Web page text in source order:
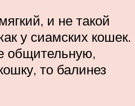
и не такой
у сиамских кошек.
общительную,
то балинез